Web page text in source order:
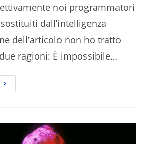
noi programmatori
dall’intelligenza
dell’articolo non ho tratto
ragioni: È impossibile…